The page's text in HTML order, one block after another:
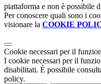
piattaforma e non è possibile
Per conoscere quali sono i
visionare la COOKIE
Cookie necessari per il
I cookie necessari per il
disabilitati. È possibile
policy.